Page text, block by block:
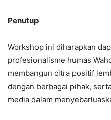
Penutup
Workshop ini diharapkan
profesionalisme humas
membangun citra positif
dengan berbagai pihak,
media dalam